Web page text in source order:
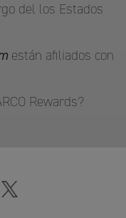
del los Estados
están afiliados con
Rewards?